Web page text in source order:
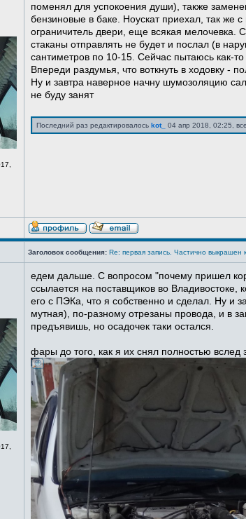
поменял для успокоения души), также
бензиновые в баке. Ноускат приехал, так
ограничитель двери, еще всякая мелочевка.
стаканы отправлять не будет и послал (в
сантиметров по 10-15. Сейчас пытаюсь как-
Впереди раздумья, что воткнуть в ходовку -
Ну и завтра наверное начну шумозоляцию
не буду занят
Последний раз редактировалось kot_ 04 апр 2018, 02:25,
Заголовок сообщения: Re: первая запись. Частично выкрашен
едем дальше. С вопросом "почему пришел
ссылается на поставщиков во Владивостоке,
его с ПЭКа, что я собственно и сделал. Ну и
мутная), по-разному отрезаны провода, и в
предъявишь, но осадочек таки остался.
фары до того, как я их снял полностью